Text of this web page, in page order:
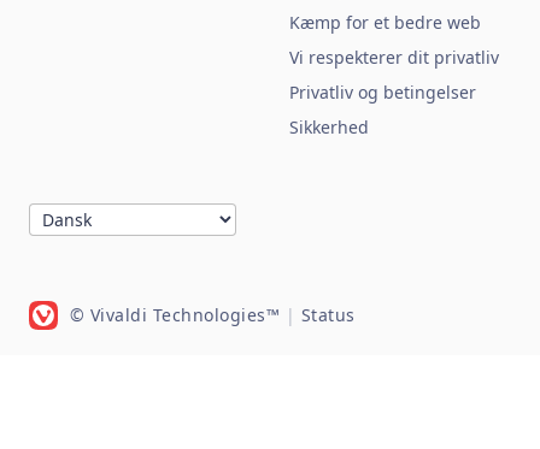
Kæmp for et bedre web
Vi respekterer dit privatliv
Privatliv og betingelser
Sikkerhed
© Vivaldi Technologies™ | Status